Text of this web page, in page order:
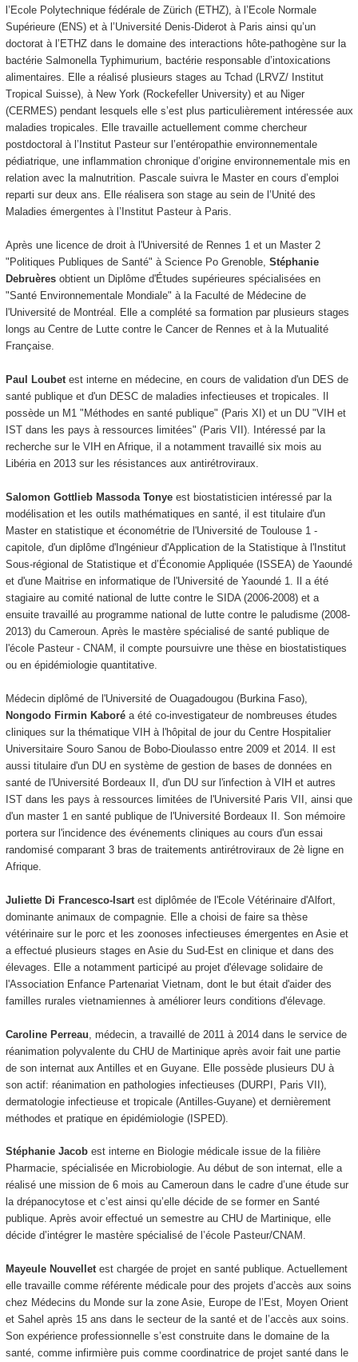
l’Ecole Polytechnique fédérale de Zürich (ETHZ), à l’Ecole Normale
Supérieure (ENS) et à l’Université Denis-Diderot à Paris ainsi qu’un
doctorat à l’ETHZ dans le domaine des interactions hôte-pathogène sur la
bactérie Salmonella Typhimurium, bactérie responsable d’intoxications
alimentaires. Elle a réalisé plusieurs stages au Tchad (LRVZ/ Institut
Tropical Suisse), à New York (Rockefeller University) et au Niger
(CERMES) pendant lesquels elle s’est plus particulièrement intéressée aux
maladies tropicales. Elle travaille actuellement comme chercheur
postdoctoral à l’Institut Pasteur sur l’entéropathie environnementale
pédiatrique, une inflammation chronique d’origine environnementale mis en
relation avec la malnutrition. Pascale suivra le Master en cours d’emploi
reparti sur deux ans. Elle réalisera son stage au sein de l’Unité des
Maladies émergentes à l’Institut Pasteur à Paris.
Après une licence de droit à l'Université de Rennes 1 et un Master 2
"Politiques Publiques de Santé" à Science Po Grenoble, Stéphanie
Debruèresobtient un Diplôme d'Études supérieures spécialisées en
"Santé Environnementale Mondiale" à la Faculté de Médecine de
l'Université de Montréal. Elle a complété sa formation par plusieurs stages
longs au Centre de Lutte contre le Cancer de Rennes et à la Mutualité
Française.
Paul Loubetest interne en médecine, en cours de validation d'un DES de
santé publique et d'un DESC de maladies infectieuses et tropicales. Il
possède un M1 "Méthodes en santé publique" (Paris XI) et un DU "VIH et
IST dans les pays à ressources limitées" (Paris VII). Intéressé par la
recherche sur le VIH en Afrique, il a notamment travaillé six mois au
Libéria en 2013 sur les résistances aux antirétroviraux.
Salomon Gottlieb Massoda Tonyeest biostatisticien intéressé par la
modélisation et les outils mathématiques en santé, il est titulaire d'un
Master en statistique et économétrie de l'Université de Toulouse 1 -
capitole, d'un diplôme d'Ingénieur d'Application de la Statistique à l'Institut
Sous-régional de Statistique et d’Économie Appliquée (ISSEA) de Yaoundé
et d'une Maitrise en informatique de l'Université de Yaoundé 1. Il a été
stagiaire au comité national de lutte contre le SIDA (2006-2008) et a
ensuite travaillé au programme national de lutte contre le paludisme (2008-
2013) du Cameroun. Après le mastère spécialisé de santé publique de
l'école Pasteur - CNAM, il compte poursuivre une thèse en biostatistiques
ou en épidémiologie quantitative.
Médecin diplômé de l'Université de Ouagadougou (Burkina Faso),
Nongodo Firmin Kaboréa été co-investigateur de nombreuses études
cliniques sur la thématique VIH à l'hôpital de jour du Centre Hospitalier
Universitaire Souro Sanou de Bobo-Dioulasso entre 2009 et 2014. Il est
aussi titulaire d'un DU en système de gestion de bases de données en
santé de l'Université Bordeaux II, d'un DU sur l'infection à VIH et autres
IST dans les pays à ressources limitées de l'Université Paris VII, ainsi que
d'un master 1 en santé publique de l'Université Bordeaux II. Son mémoire
portera sur l'incidence des événements cliniques au cours d'un essai
randomisé comparant 3 bras de traitements antirétroviraux de 2è ligne en
Afrique.
Juliette Di Francesco-Isart est diplômée de l'Ecole Vétérinaire d'Alfort,
dominante animaux de compagnie. Elle a choisi de faire sa thèse
vétérinaire sur le porc et les zoonoses infectieuses émergentes en Asie et
a effectué plusieurs stages en Asie du Sud-Est en clinique et dans des
élevages. Elle a notamment participé au projet d'élevage solidaire de
l'Association Enfance Partenariat Vietnam, dont le but était d'aider des
familles rurales vietnamiennes à améliorer leurs conditions d'élevage.
Caroline Perreau, médecin, a travaillé de 2011 à 2014 dans le service de
réanimation polyvalente du CHU de Martinique après avoir fait une partie
de son internat aux Antilles et en Guyane. Elle possède plusieurs DU à
son actif: réanimation en pathologies infectieuses (DURPI, Paris VII),
dermatologie infectieuse et tropicale (Antilles-Guyane) et dernièrement
méthodes et pratique en épidémiologie (ISPED).
Stéphanie Jacobest interne en Biologie médicale issue de la filière
Pharmacie, spécialisée en Microbiologie. Au début de son internat, elle a
réalisé une mission de 6 mois au Cameroun dans le cadre d’une étude sur
la drépanocytose et c’est ainsi qu’elle décide de se former en Santé
publique. Après avoir effectué un semestre au CHU de Martinique, elle
décide d’intégrer le mastère spécialisé de l’école Pasteur/CNAM.
Mayeule Nouvelletest chargée de projet en santé publique. Actuellement
elle travaille comme référente médicale pour des projets d’accès aux soins
chez Médecins du Monde sur la zone Asie, Europe de l’Est, Moyen Orient
et Sahel après 15 ans dans le secteur de la santé et de l’accès aux soins.
Son expérience professionnelle s’est construite dans le domaine de la
santé, comme infirmière puis comme coordinatrice de projet santé dans le